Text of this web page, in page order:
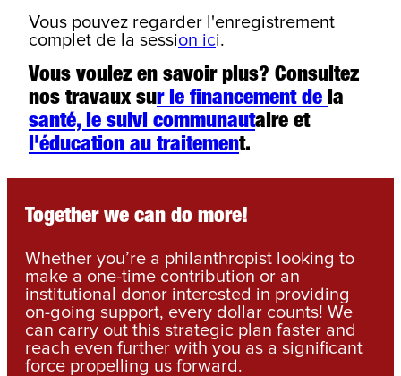
Vous pouvez regarder l'enregistrement
complet de la session ici.
Vous voulez en savoir plus? Consultez
nos travaux sur le financement de la
santé, le suivi communautaire et
l'éducation au traitement.
Together we can do more!
Whether you’re a philanthropist looking to
make a one-time contribution or an
institutional donor interested in providing
on-going support, every dollar counts! We
can carry out this strategic plan faster and
reach even further with you as a significant
force propelling us forward.